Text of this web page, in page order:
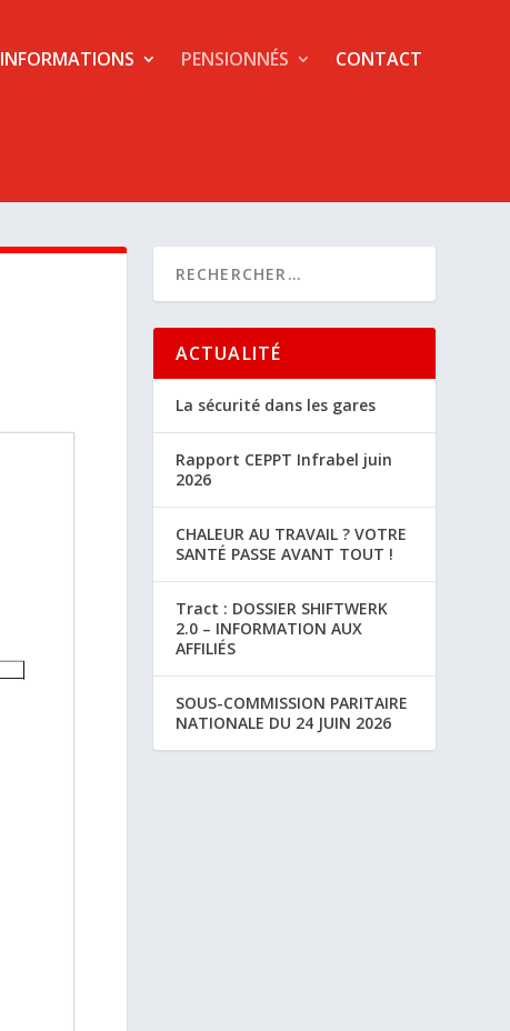
INFORMATIONS PENSIONNÉS CONTACT
ACTUALITÉ
La sécurité dans les gares
Rapport CEPPT Infrabel juin
2026
CHALEUR AU TRAVAIL ? VOTRE
SANTÉ PASSE AVANT TOUT !
Tract : DOSSIER SHIFTWERK
2.0 – INFORMATION AUX
AFFILIÉS
SOUS-COMMISSION PARITAIRE
NATIONALE DU 24 JUIN 2026